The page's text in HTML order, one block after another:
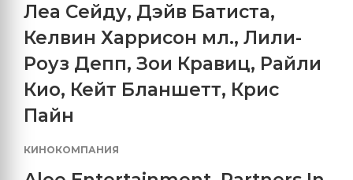
Леа Сейду, Дэйв Батиста,
Келвин Харрисон мл., Лили-
Роуз Депп, Зои Кравиц, Райли
Кио, Кейт Бланшетт, Крис
Пайн
КИНОКОМПАНИЯ